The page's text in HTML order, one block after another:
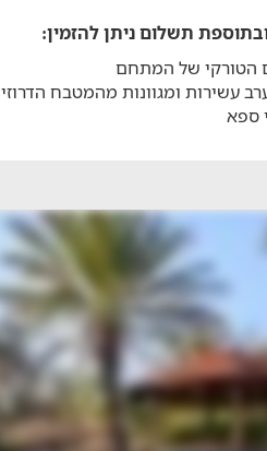
תשלום ניתן להזמין:
הטורקי של המתחם
עשירות ומגוונות מהמטבח הדרוזי
ספא